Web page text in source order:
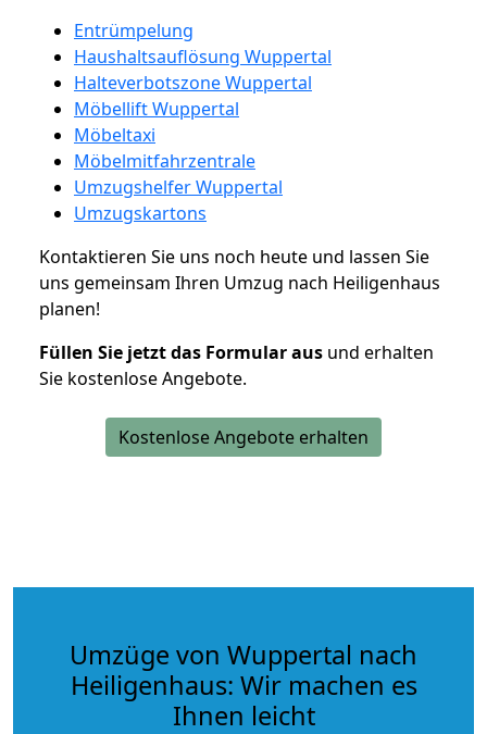
Entrümpelung
Haushaltsauflösung Wuppertal
Halteverbotszone Wuppertal
Möbellift Wuppertal
Möbeltaxi
Möbelmitfahrzentrale
Umzugshelfer Wuppertal
Umzugskartons
Kontaktieren Sie uns noch heute und lassen Sie
uns gemeinsam Ihren Umzug nach Heiligenhaus
planen!
Füllen Sie jetzt das Formular aus und erhalten
Sie kostenlose Angebote.
Kostenlose Angebote erhalten
Umzüge von Wuppertal nach
Heiligenhaus: Wir machen es
Ihnen leicht